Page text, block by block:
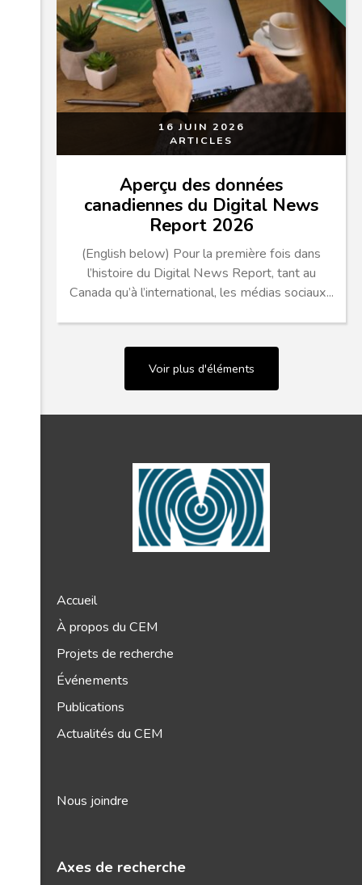
16 JUIN 2026
ARTICLES
Aperçu des données
canadiennes du Digital News
Report 2026
(English below) Pour la première fois dans
l’histoire du Digital News Report, tant au
Canada qu’à l’international, les médias sociaux...
Voir plus d'éléments
Accueil
À propos du CEM
Projets de recherche
Événements
Publications
Actualités du CEM
Nous joindre
Axes de recherche